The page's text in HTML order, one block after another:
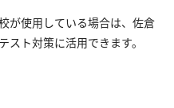
使用している場合は、 佐倉
ト対策に活用できます。